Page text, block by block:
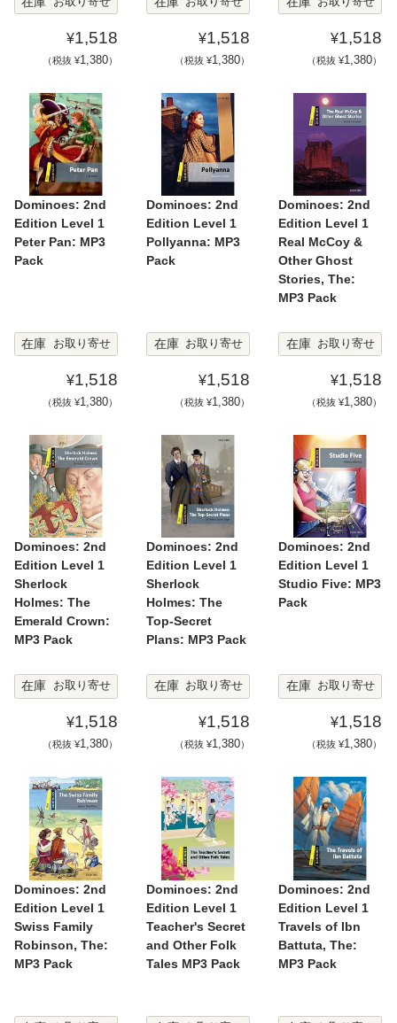
¥1,518
（税抜 ¥1,380）
¥1,518
（税抜 ¥1,380）
¥1,518
（税抜 ¥1,380）
Dominoes: 2nd
Edition Level 1
Peter Pan: MP3
Pack
在庫 お取り寄せ
¥1,518
（税抜 ¥1,380）
Dominoes: 2nd
Edition Level 1
Pollyanna: MP3
Pack
在庫 お取り寄せ
¥1,518
（税抜 ¥1,380）
Dominoes: 2nd
Edition Level 1
Real McCoy &
Other Ghost
Stories, The:
MP3 Pack
在庫 お取り寄せ
¥1,518
（税抜 ¥1,380）
Dominoes: 2nd
Edition Level 1
Sherlock
Holmes: The
Emerald Crown:
MP3 Pack
在庫 お取り寄せ
¥1,518
（税抜 ¥1,380）
Dominoes: 2nd
Edition Level 1
Sherlock
Holmes: The
Top-Secret
Plans: MP3 Pack
在庫 お取り寄せ
¥1,518
（税抜 ¥1,380）
Dominoes: 2nd
Edition Level 1
Studio Five: MP3
Pack
在庫 お取り寄せ
¥1,518
（税抜 ¥1,380）
Dominoes: 2nd
Edition Level 1
Swiss Family
Robinson, The:
MP3 Pack
Dominoes: 2nd
Edition Level 1
Teacher's Secret
and Other Folk
Tales MP3 Pack
Dominoes: 2nd
Edition Level 1
Travels of Ibn
Battuta, The:
MP3 Pack